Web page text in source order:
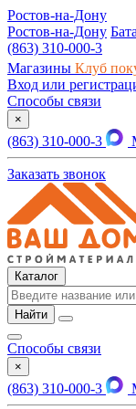
Ростов-на-Дону
Ростов-на-Дону
(863) 310-000-3
Магазины Клуб
Вход или
Способы связи
×
(863) 310-000-3
Заказать звонок
Каталог
Найти
Способы связи
×
(863) 310-000-3